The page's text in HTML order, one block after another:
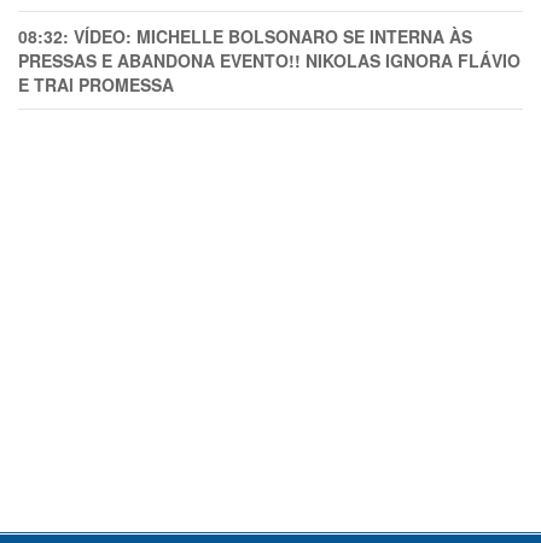
08:32: VÍDEO: MICHELLE BOLSONARO SE INTERNA ÀS
PRESSAS E ABANDONA EVENTO!! NIKOLAS IGNORA FLÁVIO
E TRAl PROMESSA